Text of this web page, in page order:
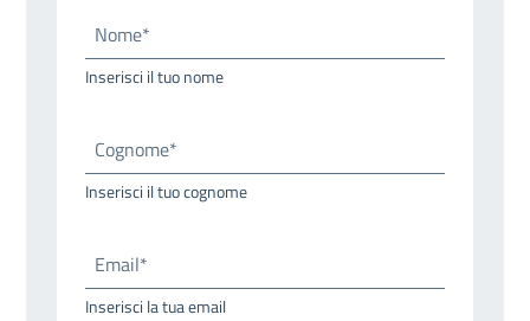
Nome*
Inserisci il tuo nome
Cognome*
Inserisci il tuo cognome
Email*
Inserisci la tua email